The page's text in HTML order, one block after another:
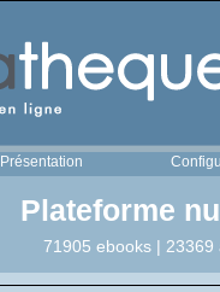
Présentation
Plateforme
71905 ebooks |